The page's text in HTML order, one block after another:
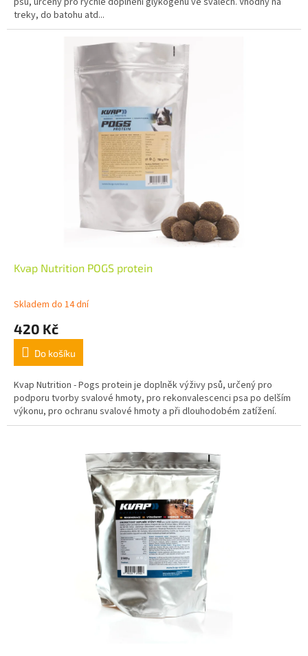
treky, do batohu atd...
Kvap Nutrition POGS protein
Skladem do 14 dní
420 Kč
Do košíku
Kvap Nutrition - Pogs protein je doplněk výživy psů, určený pro
podporu tvorby svalové hmoty, pro rekonvalescenci psa po delším
výkonu, pro ochranu svalové hmoty a při dlouhodobém zatížení.